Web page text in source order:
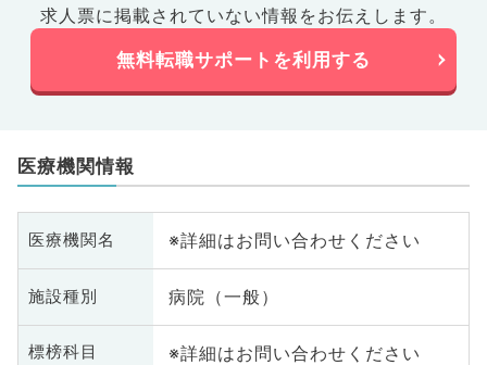
求人票に掲載されていない情報をお伝えします。
無料転職サポートを利用する
医療機関情報
医療機関名 ※詳細はお問い合わせください
施設種別 病院（一般）
標榜科目 ※詳細はお問い合わせください